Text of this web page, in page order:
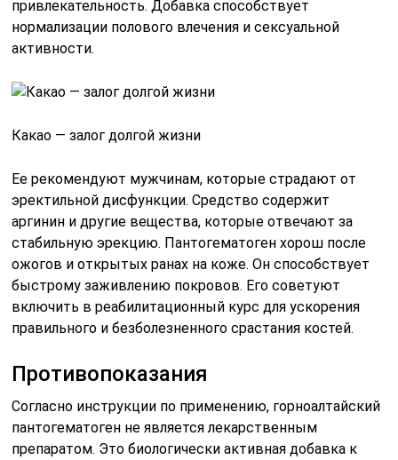
привлекательность. Добавка способствует
нормализации полового влечения и сексуальной
активности.
Какао — залог долгой жизни
Ее рекомендуют мужчинам, которые страдают от
эректильной дисфункции. Средство содержит
аргинин и другие вещества, которые отвечают за
стабильную эрекцию. Пантогематоген хорош после
ожогов и открытых ранах на коже. Он способствует
быстрому заживлению покровов. Его советуют
включить в реабилитационный курс для ускорения
правильного и безболезненного срастания костей.
Противопоказания
Согласно инструкции по применению, горноалтайский
пантогематоген не является лекарственным
препаратом. Это биологически активная добавка к